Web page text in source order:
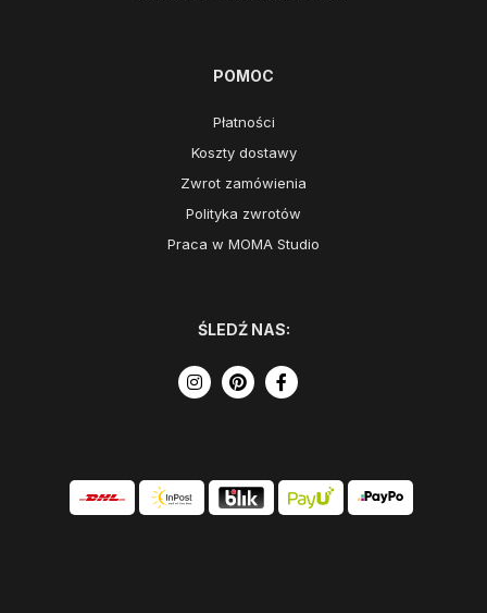
POMOC
Płatności
Koszty dostawy
Zwrot zamówienia
Polityka zwrotów
Praca w MOMA Studio
ŚLEDŹ NAS: